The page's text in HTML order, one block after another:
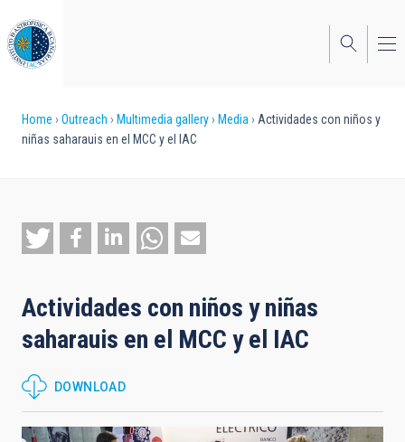
to
main
content
Breadcrumb
Home Outreach Multimedia gallery Media
Actividades con niños y
niñas saharauis en el MCC y el IAC
Actividades con niños y niñas
saharauis en el MCC y el IAC
DOWNLOAD